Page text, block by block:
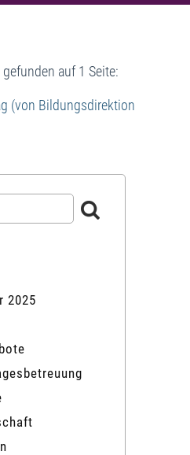
auf 1 Seite:
(von Bildungsdirektion
2025